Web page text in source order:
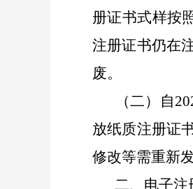
册证书式样按
注册证书仍在
废。
（二）
自
放纸质注册证
修改等需重新
二、 电子注